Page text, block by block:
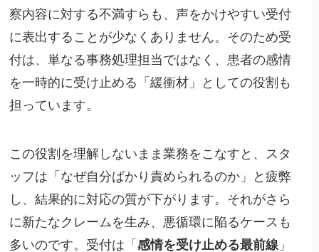
察内容に対する不満すらも、声をかけやすい受付
に表出することが少なくありません。そのため受
付は、単なる事務処理担当ではなく、患者の感情
を一時的に受け止める「緩衝材」としての役割も
担っています。
この役割を理解しないまま業務をこなすと、スタ
ッフは「なぜ自分ばかり責められるのか」と疲弊
し、結果的に対応の質が下がります。それがさら
に新たなクレームを生み、悪循環に陥るケースも
多いのです。受付は「感情を受け止める最前線 」